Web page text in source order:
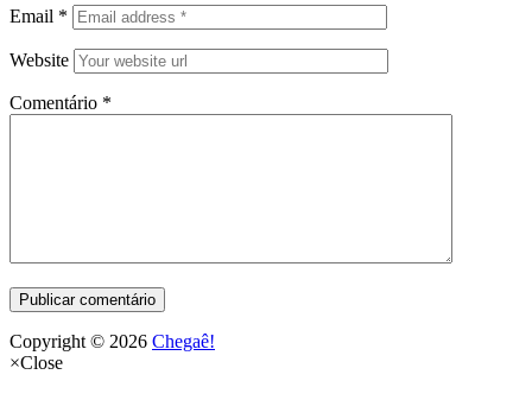
Email *
Website
Comentário *
Copyright © 2026 Chegaê!
×Close